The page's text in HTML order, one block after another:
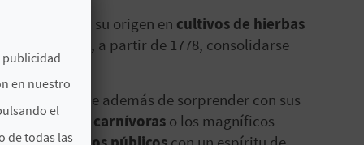
tenga su origen en cultivos de hierbas
consiguieron, a partir de 1778, consolidarse
botánico que además de sorprender con sus
de plantas carnívoras o los magníficos
publicidad
en nuestro
el
de todas las